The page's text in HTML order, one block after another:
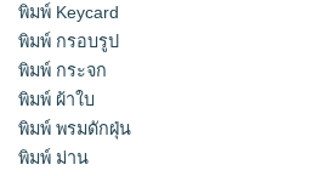
พิมพ์ Keycard
พิมพ์ กรอบรูป
พิมพ์ กระจก
พิมพ์ ผ้าใบ
พิมพ์ พรมดักฝุ่น
พิมพ์ ม่าน